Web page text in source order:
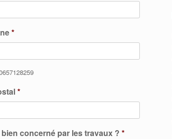
*
*
concerné par les travaux ? *